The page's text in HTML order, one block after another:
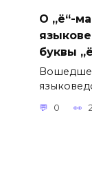
О „ё“-
буквы
0